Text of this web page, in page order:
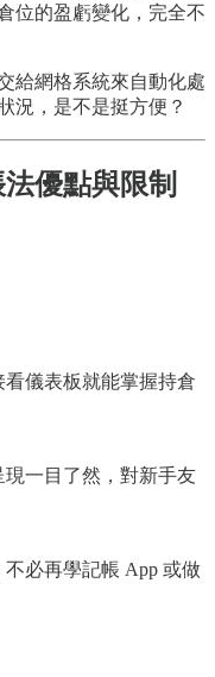
位的盈虧變化，完全不
給網格系統來自動化處
況，是不是挺方便？
優點與限制
儀表板就能掌握持倉
一目了然，對新手友
必再學記帳 App 或做